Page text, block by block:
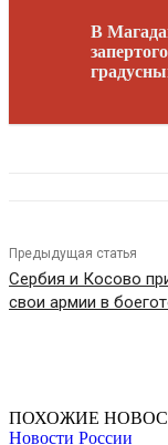
В
Предыдущая статья
Сербия и Косово
свои армии в
ПОХОЖИЕ
Новости России